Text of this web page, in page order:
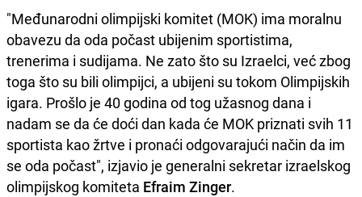
"Međunarodni olimpijski komitet (MOK) ima moralnu
obavezu da oda počast ubijenim sportistima,
trenerima i sudijama. Ne zato što su Izraelci, već zbog
toga što su bili olimpijci, a ubijeni su tokom Olimpijskih
igara. Prošlo je 40 godina od tog užasnog dana i
nadam se da će doći dan kada će MOK priznati svih 11
sportista kao žrtve i pronaći odgovarajući način da im
se oda počast", izjavio je generalni sekretar izraelskog
olimpijskog komiteta Efraim Zinger.